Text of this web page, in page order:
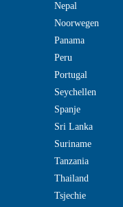
Nepal
Noorwegen
Panama
Peru
Portugal
Seychellen
Spanje
Sri Lanka
Suriname
Tanzania
Thailand
Tsjechie